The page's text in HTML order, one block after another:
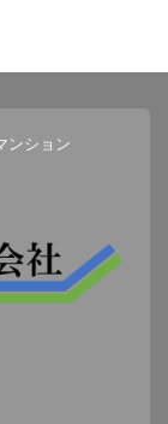
ンション